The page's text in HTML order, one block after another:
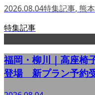
2026.08.04特集記事, 熊本
特集記事
福岡・柳川｜高座椅
登場 新プラン予約